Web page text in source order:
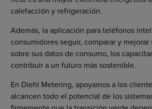
calefacción y refrigeración.
Además, la aplicación para teléfonos
consumidores seguir, comparar y
sobre sus datos de consumo, los
contribuir a un futuro más sostenible.
En Diehl Metering, apoyamos a los
alcancen todo el potencial de los